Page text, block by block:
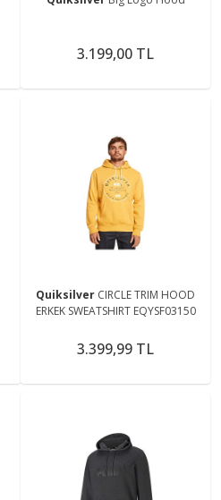
3.199,00 TL
Quiksilver CIRCLE TRIM HOOD
ERKEK SWEATSHIRT EQYSF03150
3.399,99 TL